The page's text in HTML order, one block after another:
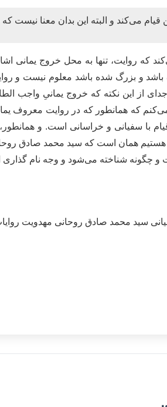
می‌کند و البته این بدان معنا نیست که
که روایت، تنها به محل خروج
و بزرگ شده باشد معلوم نیست و
از این نکته که خروج یمانیِ واجب
می‌کنم که همانطور که در روایت
با سفیانی و خراسانی است. و
همان است که سید محمد صادق
و چگونه شناخته می‌شود و وجه نام
سید محمد صادق روحانی مهدویت